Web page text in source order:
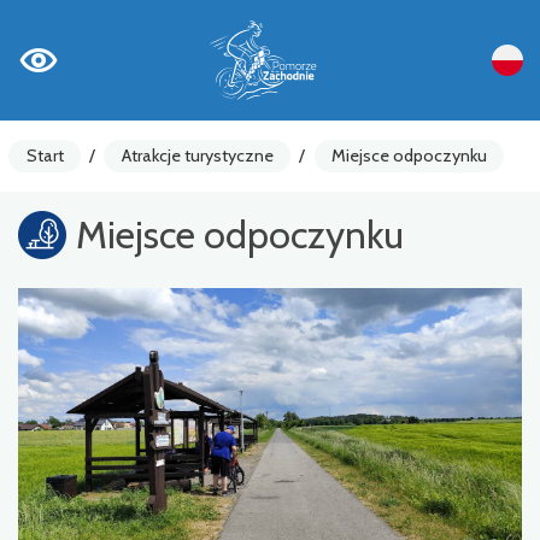
Start / Atrakcje turystyczne / Miejsce odpoczynku
Miejsce odpoczynku